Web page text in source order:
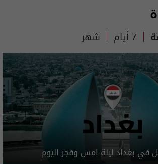
7 أيام شهر
بغداد ليلة امس وفجر اليوم